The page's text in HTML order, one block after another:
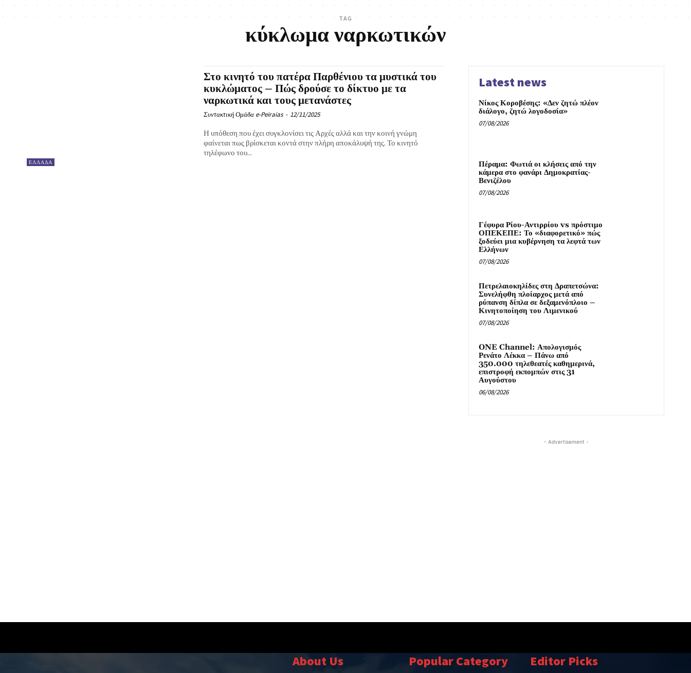
TAG
κύκλωμα ναρκωτικών
ΕΛΛΑΔΑ
Στο κινητό του πατέρα Παρθένιου τα μυστικά του
κυκλώματος – Πώς δρούσε το δίκτυο με τα
ναρκωτικά και τους μετανάστες
Συντακτική Ομάδα e-Peiraias - 12/11/2025
Η υπόθεση που έχει συγκλονίσει τις Αρχές αλλά και την κοινή γνώμη
φαίνεται πως βρίσκεται κοντά στην πλήρη αποκάλυψή της. Το κινητό
τηλέφωνο του...
Latest news
Νίκος Κοροβέσης: «Δεν ζητώ πλέον
διάλογο, ζητώ λογοδοσία»
07/08/2026
Πέραμα: Φωτιά οι κλήσεις από την
κάμερα στο φανάρι Δημοκρατίας-
Βενιζέλου
07/08/2026
Γέφυρα Ρίου-Αντιρρίου vs πρόστιμο
ΟΠΕΚΕΠΕ: Το «διαφορετικό» πώς
ξοδεύει μια κυβέρνηση τα λεφτά των
Ελλήνων
07/08/2026
Πετρελαιοκηλίδες στη Δραπετσώνα:
Συνελήφθη πλοίαρχος μετά από
ρύπανση δίπλα σε δεξαμενόπλοιο –
Κινητοποίηση του Λιμενικού
07/08/2026
ONE Channel: Απολογισμός
Ρενάτο Λέκκα – Πάνω από
350.000 τηλεθεατές καθημερινά,
επιστροφή εκπομπών στις 31
Αυγούστου
06/08/2026
- Advertisement -
About Us Popular Category Editor Picks